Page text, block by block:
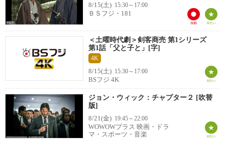
8/15(土) 15:30～17:00
ＢＳフジ・181
＜土曜時代劇＞剣客商売 第1シリーズ
第1話「父と子と」[字]
4K
8/15(土) 15:30～17:00
BSフジ 4K
ジョン・ウィック：チャプター２ [吹替
版]
8/21(金) 19:45～22:00
WOWOWプラス 映画・ドラ
マ・スポーツ・音楽